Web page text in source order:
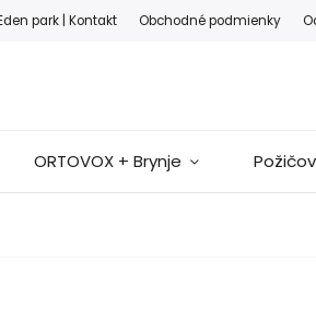
park |Kontakt Obchodné podmienky
ORTOVOX + Brynje